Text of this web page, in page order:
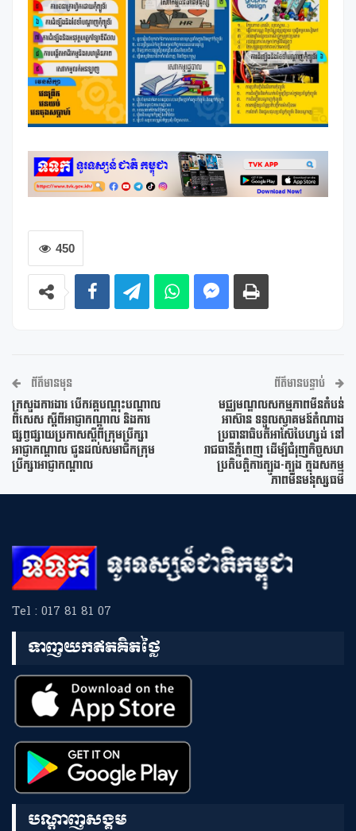
450
ព័ត៌មានមុន
ក្រសួងការងារ បើកវគ្គបណ្តុះបណ្តាល
ពិសេស ស្តីពីអាជ្ញាកណ្តាល និងការ
ផ្សព្វផ្សាយប្រកាសស្តីពីក្រុមប្រឹក្សា
អាជ្ញាកណ្តាល ជូនដល់សមាជិកក្រុម
ប្រឹក្សាអាជ្ញាកណ្តាល
ព័ត៌មានបន្ទាប់
មជ្ឈមណ្ឌលសកម្មភាពមីនតំបន់
អាស៊ាន ទទួលស្វាគមន៍តំណាង
ប្រធានាធិបតីអាស៊ែបៃហ្សង់ នៅ
រាជធានីភ្នំពេញ ដើម្បីជំរុញកិច្ចសហ
ប្រតិបត្តិការត្បូង-ត្បូង ក្នុងសកម្ម
ភាពមីនមនុស្សធម៌
Tel : 017 81 81 07
ទាញយកឥតគិតថ្លៃ
បណ្តាញសង្គម